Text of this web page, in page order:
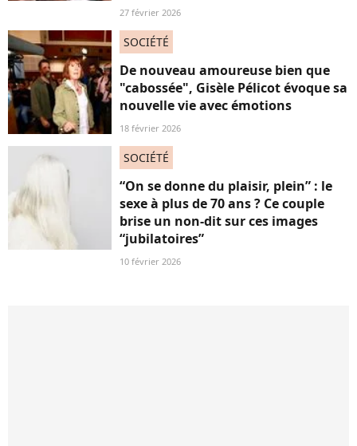
27 février 2026
SOCIÉTÉ
De nouveau amoureuse bien que
"cabossée", Gisèle Pélicot évoque sa
nouvelle vie avec émotions
18 février 2026
SOCIÉTÉ
“On se donne du plaisir, plein” : le
sexe à plus de 70 ans ? Ce couple
brise un non-dit sur ces images
“jubilatoires”
10 février 2026